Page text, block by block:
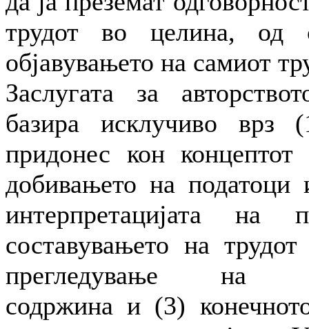
трудот во целина, од
објавувањето на самиот
Заслугата за
базира исклучиво врз
придонес кон концептот
добивањето на податоци
интерпретацијата на
составувањето на
прегледување на
содржина и (3)